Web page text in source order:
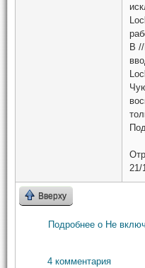
В //
21/
Вверху
Подробнее о Не
4 комментария